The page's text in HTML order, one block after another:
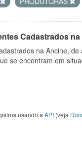
Cadastrados
na Ancine,
se encontram em
usando a API (veja